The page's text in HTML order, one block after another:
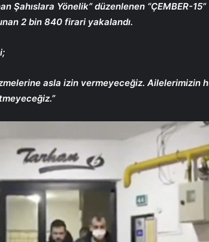
Şahıslara Yönelik” düzenlenen “ÇEMBER-15”
2 bin 840 firari yakalandı.
asla izin vermeyeceğiz. Ailelerimizin